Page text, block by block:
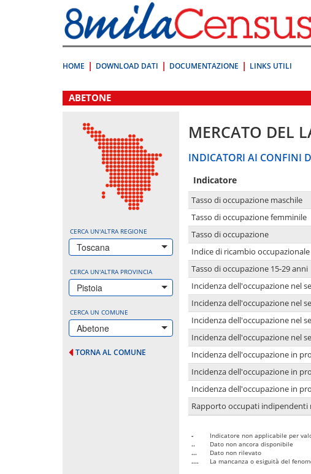
direttamente
a:
Contenuto
HOME DOWNLOAD DATI DOCUMENTAZIONE LINKS UTILI
.
ABETONE
CERCA UN'ALTRA REGIONE
Toscana
CERCA UN'ALTRA PROVINCIA
Pistoia
CERCA UN COMUNE
Abetone
TORNA AL COMUNE
MERCATO DEL
INDICATORI AI CONFINI
Indicatore
Tasso di occupazione maschile
Tasso di occupazione femminile
Tasso di occupazione
Indice di ricambio occupazionale
Tasso di occupazione 15-29 anni
Incidenza dell'occupazione nel
Incidenza dell'occupazione nel
Incidenza dell'occupazione nel
Incidenza dell'occupazione nel
Incidenza dell'occupazione in
Incidenza dell'occupazione in
Incidenza dell'occupazione in
Rapporto occupati indipendenti
-
Indicatore non applicabile per
..
Dato non ancora disponibile
...
Dato non rilevato
....
La mancanza o esiguità del